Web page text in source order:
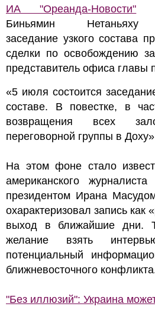
ИА "Ореанда-Новости"
Биньямин
заседание узкого состава
сделки по освобождению
представитель офиса главы
«5 июля состоится
составе. В повестке, в
возвращения всех
переговорной группы в
На этом фоне стало
американского
президентом Ирана
охарактеризовал запись
выход в ближайшие дни.
желание взять
потенциальный
ближневосточного
"Без иллюзий": Украина